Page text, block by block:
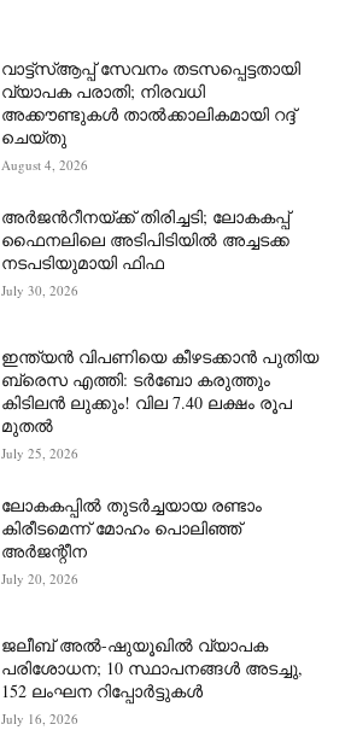
വാട്ട്‌സ്ആപ്പ് സേവനം തടസപ്പെട്ടതായി
വ്യാപക പരാതി; നിരവധി
അക്കൗണ്ടുകൾ താൽക്കാലികമായി റദ്ദ്
ചെയ്തു
August 4, 2026
അർജന്‍റീനയ്ക്ക് തിരിച്ചടി; ലോകകപ്പ്
ഫൈനലിലെ അടിപിടിയിൽ അച്ചടക്ക
നടപടിയുമായി ഫിഫ
July 30, 2026
ഇന്ത്യൻ വിപണിയെ കീഴടക്കാന്‍ പുതിയ
ബ്രെസ എത്തി: ടർബോ കരുത്തും
കിടിലൻ ലുക്കും! വില 7.40 ലക്ഷം രൂപ
മുതൽ
July 25, 2026
ലോകകപ്പിൽ തുടർച്ചയായ രണ്ടാം
കിരീടമെന്ന് മോഹം പൊലിഞ്ഞ്
അർ‍ജന്റീന
July 20, 2026
ജലീബ് അൽ-ഷുയൂഖിൽ വ്യാപക
പരിശോധന; 10 സ്ഥാപനങ്ങൾ അടച്ചു,
152 ലംഘന റിപ്പോർട്ടുകൾ
July 16, 2026